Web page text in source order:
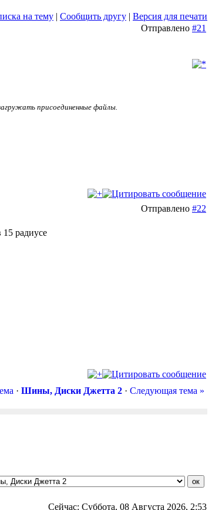
на тему | Сообщить другу | Версия для печати
Отправлено #21
присоединенные файлы.
Отправлено #22
15 радиусе
· Шины, Диски Джетта 2 · Следующая тема »
Сейчас: Суббота, 08 Августа 2026, 2:53